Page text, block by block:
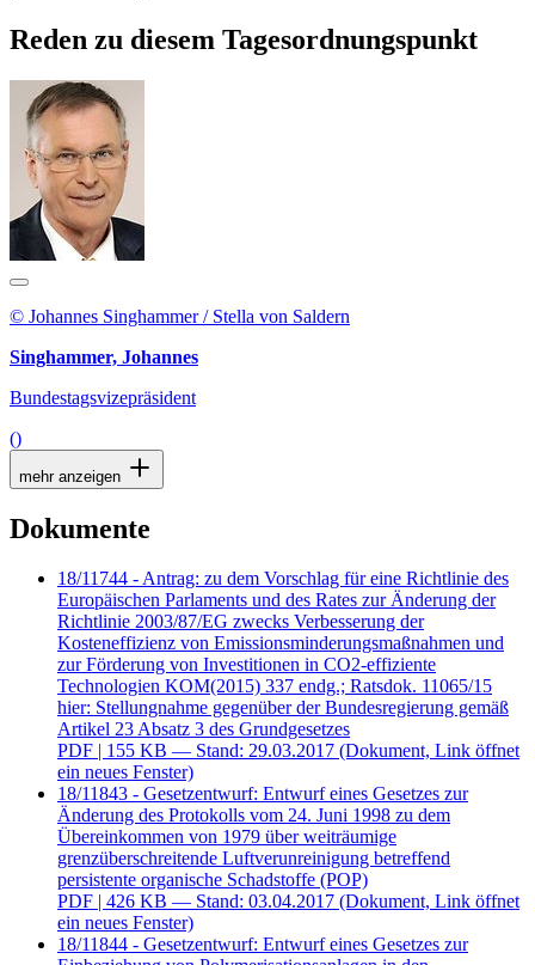
Reden zu diesem Tagesordnungspunkt
© Johannes Singhammer / Stella von Saldern
Singhammer, Johannes
Bundestagsvizepräsident
()
mehr anzeigen
Dokumente
18/11744 - Antrag: zu dem Vorschlag für eine Richtlinie des
Europäischen Parlaments und des Rates zur Änderung der
Richtlinie 2003/87/EG zwecks Verbesserung der
Kosteneffizienz von Emissionsminderungsmaßnahmen und
zur Förderung von Investitionen in CO2-effiziente
Technologien KOM(2015) 337 endg.; Ratsdok. 11065/15
hier: Stellungnahme gegenüber der Bundesregierung gemäß
Artikel 23 Absatz 3 des Grundgesetzes
PDF | 155 KB — Stand: 29.03.2017 (Dokument, Link öffnet
ein neues Fenster)
18/11843 - Gesetzentwurf: Entwurf eines Gesetzes zur
Änderung des Protokolls vom 24. Juni 1998 zu dem
Übereinkommen von 1979 über weiträumige
grenzüberschreitende Luftverunreinigung betreffend
persistente organische Schadstoffe (POP)
PDF | 426 KB — Stand: 03.04.2017 (Dokument, Link öffnet
ein neues Fenster)
18/11844 - Gesetzentwurf: Entwurf eines Gesetzes zur